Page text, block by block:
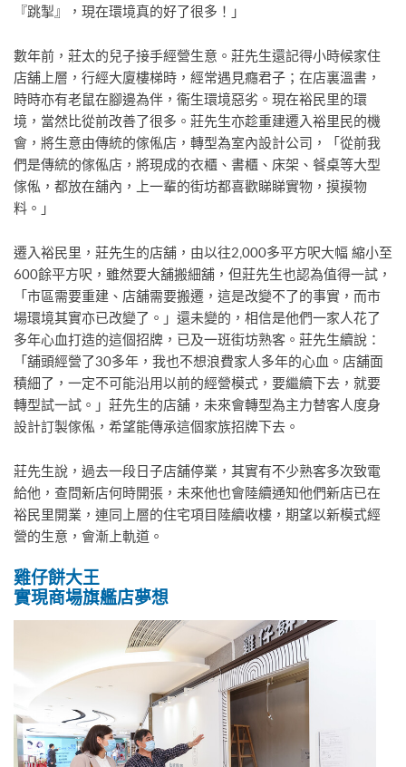
『跳掣』，現在環境真的好了很多！」
數年前，莊太的兒子接手經營生意。莊先生還記得小時候家住
店舖上層，行經大廈樓梯時，經常遇見癮君子；在店裏溫書，
時時亦有老鼠在腳邊為伴，衞生環境惡劣。現在裕民里的環
境，當然比從前改善了很多。莊先生亦趁重建遷入裕里民的機
會，將生意由傳統的傢俬店，轉型為室內設計公司，「從前我
們是傳統的傢俬店，將現成的衣櫃、書櫃、床架、餐桌等大型
傢俬，都放在舖內，上一輩的街坊都喜歡睇睇實物，摸摸物
料。」
遷入裕民里，莊先生的店舖，由以往2,000多平方呎大幅 縮小至
600餘平方呎，雖然要大舖搬細舖，但莊先生也認為值得一試，
「市區需要重建、店舖需要搬遷，這是改變不了的事實，而市
場環境其實亦已改變了。」還未變的，相信是他們一家人花了
多年心血打造的這個招牌，已及一班街坊熟客。莊先生續說：
「舖頭經營了30多年，我也不想浪費家人多年的心血。店舖面
積細了，一定不可能沿用以前的經營模式，要繼續下去，就要
轉型試一試。」莊先生的店舖，未來會轉型為主力替客人度身
設計訂製傢俬，希望能傳承這個家族招牌下去。
莊先生說，過去一段日子店舖停業，其實有不少熟客多次致電
給他，查問新店何時開張，未來他也會陸續通知他們新店已在
裕民里開業，連同上層的住宅項目陸續收樓，期望以新模式經
營的生意，會漸上軌道。
雞仔餅大王
實現商場旗艦店夢想